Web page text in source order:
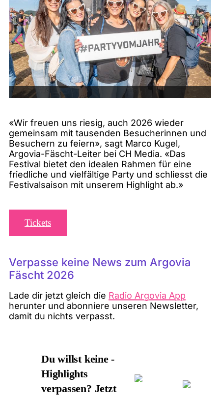
«Wir freuen uns riesig, auch 2026 wieder
gemeinsam mit tausenden Besucherinnen und
Besuchern zu feiern», sagt Marco Kugel,
Argovia-Fäscht-Leiter bei CH Media. «Das
Festival bietet den idealen Rahmen für eine
friedliche und vielfältige Party und schliesst die
Festivalsaison mit unserem Highlight ab.»
Tickets
Verpasse keine News zum Argovia
Fäscht 2026
Lade dir jetzt gleich die Radio Argovia App
herunter und abonniere unseren Newsletter,
damit du nichts verpasst.
Du willst keine -
Highlights
verpassen? Jetzt